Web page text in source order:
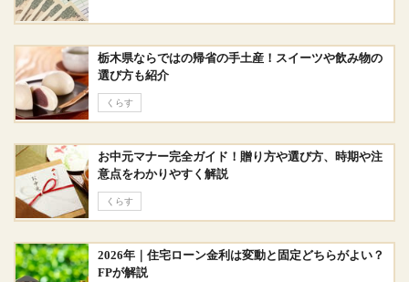
栃木県ならではの帰省の手土産！スイーツや飲み物の
選び方も紹介
くらす
お中元マナー完全ガイド！贈り方や選び方、時期や注
意点をわかりやすく解説
くらす
2026年｜住宅ローン金利は変動と固定どちらがよい？
FPが解説